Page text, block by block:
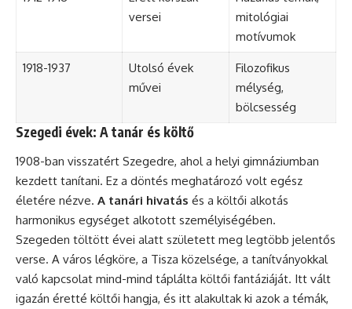
versei
mitológiai
motívumok
1918-1937
Utolsó évek
művei
Filozofikus
mélység,
bölcsesség
Szegedi évek: A tanár és költő
1908-ban visszatért Szegedre, ahol a helyi gimnáziumban
kezdett tanítani. Ez a döntés meghatározó volt egész
életére nézve. A tanári hivatás és a költői alkotás
harmonikus egységet alkotott személyiségében.
Szegeden töltött évei alatt született meg legtöbb jelentős
verse. A város légköre, a Tisza közelsége, a tanítványokkal
való kapcsolat mind-mind táplálta költői fantáziáját. Itt vált
igazán éretté költői hangja, és itt alakultak ki azok a témák,